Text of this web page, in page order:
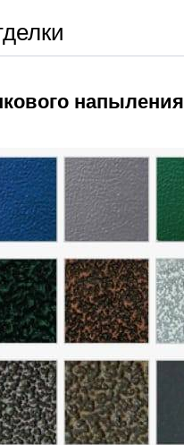
напыления